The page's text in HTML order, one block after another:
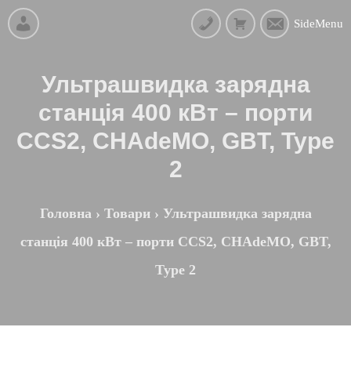
SideMenu
Ультрашвидка зарядна
станція 400 кВт – порти
CCS2, CHAdeMO, GBT, Type
2
Головна › Товари› Ультрашвидка зарядна
станція 400 кВт – порти CCS2, CHAdeMO, GBT,
Type 2